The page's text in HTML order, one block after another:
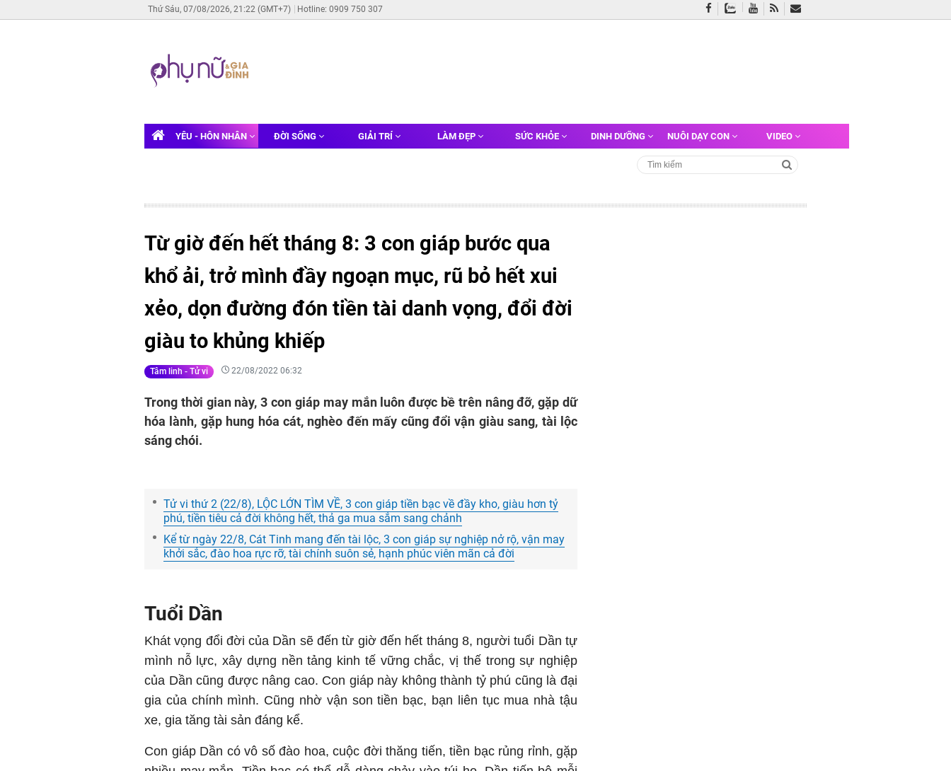
Thứ Sáu, 07/08/2026, 21:22 (GMT+7) Hotline: 0909 750 307
YÊU - HÔN NHÂN ĐỜI SỐNG GIẢI TRÍ LÀM ĐẸP SỨC KHỎE DINH DƯỠNG NUÔI DẠY CON VIDEO
Từ giờ đến hết tháng 8: 3 con giáp bước qua
khổ ải, trở mình đầy ngoạn mục, rũ bỏ hết xui
xẻo, dọn đường đón tiền tài danh vọng, đổi đời
giàu to khủng khiếp
Tâm linh - Tử vi 22/08/2022 06:32
Trong thời gian này, 3 con giáp may mắn luôn được bề trên nâng đỡ, gặp dữ
hóa lành, gặp hung hóa cát, nghèo đến mấy cũng đổi vận giàu sang, tài lộc
sáng chói.
Tử vi thứ 2 (22/8), LỘC LỚN TÌM VỀ, 3 con giáp tiền bạc về đầy kho, giàu hơn tỷ
phú, tiền tiêu cả đời không hết, thả ga mua sắm sang chảnh
Kể từ ngày 22/8, Cát Tinh mang đến tài lộc, 3 con giáp sự nghiệp nở rộ, vận may
khởi sắc, đào hoa rực rỡ, tài chính suôn sẻ, hạnh phúc viên mãn cả đời
Tuổi Dần
Khát vọng đổi đời của Dần sẽ đến từ giờ đến hết tháng 8, người tuổi Dần tự
mình nỗ lực, xây dựng nền tảng kinh tế vững chắc, vị thế trong sự nghiệp
của Dần cũng được nâng cao. Con giáp này không thành tỷ phú cũng là đại
gia của chính mình. Cũng nhờ vận son tiền bạc, bạn liên tục mua nhà tậu
xe, gia tăng tài sản đáng kể.
Con giáp Dần có vô số đào hoa, cuộc đời thăng tiến, tiền bạc rủng rỉnh, gặp